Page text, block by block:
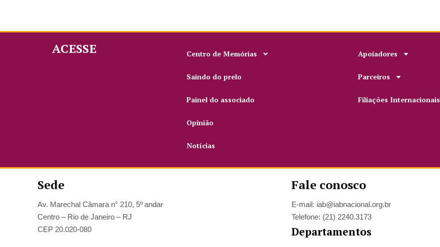
ACESSE Centro de Memórias
Saindo do prelo
Painel do associado
Opinião
Notícias
Apoiadores
Parceiros
Filiações Internacionais
Sede
Av. Marechal Câmara n° 210, 5º andar
Centro – Rio de Janeiro – RJ
CEP 20.020-080
Fale conosco
E-mail: iab@iabnacional.org.br
Telefone: (21) 2240.3173
Departamentos